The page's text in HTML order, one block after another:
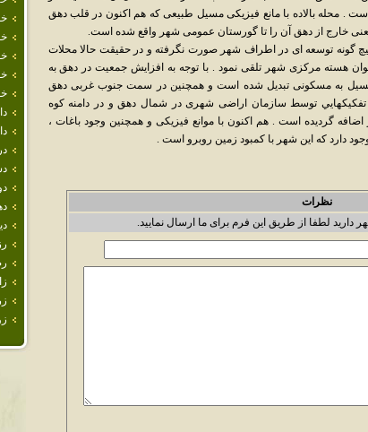
. محله بالاده با مانع فيزيکی مسيل طبيعی که هم اکنون در قلب دهق
خارج از دهق آن را تا گورستان عمومی شهر واقع شده است.
آن پس همانگونه که می دانيم تا در سال 1343 هيچ گونه توسعه ای در اطراف شهر صورت نگرفته و در حقيقت حالا محلات
هسته مرکزی شهر تلقی نمود . با توجه به افزايش جمعيت در دهق به
به مسکونی تبديل شده است و همچنين در سمت جنوب غربی دهق
اتفاق مشابهی روی داده و در نهايت بعد از 1359 تفکيکهايي توسط سازمان اراضی شهری در شمال دهق و در دامنه کوه
گرديده است . هم اکنون با موانع فيزيکی و همچنين وجود باغات ،
دارد که اين شهر با کمبود زمين روبرو است .
نظرات
دارید لطفا از طریق این فرم برای ما ارسال نمایید.